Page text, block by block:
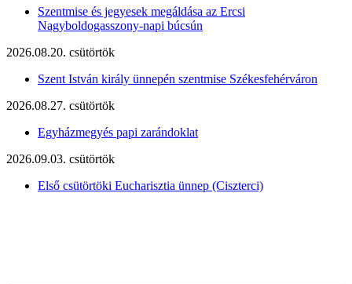
Szentmise és jegyesek megáldása az Ercsi
Nagyboldogasszony-napi búcsún
2026.08.20. csütörtök
Szent István király ünnepén szentmise Székesfehérváron
2026.08.27. csütörtök
Egyházmegyés papi zarándoklat
2026.09.03. csütörtök
Első csütörtöki Eucharisztia ünnep (Ciszterci)